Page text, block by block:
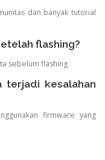
dan banyak tutorial
flashing?
sebelum flashing.
terjadi kesalahan
firmware yang